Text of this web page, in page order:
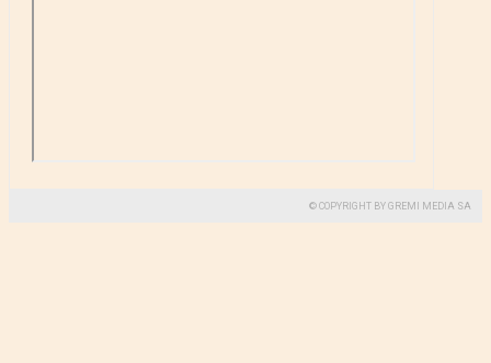
© COPYRIGHT BY GREMI MEDIA SA